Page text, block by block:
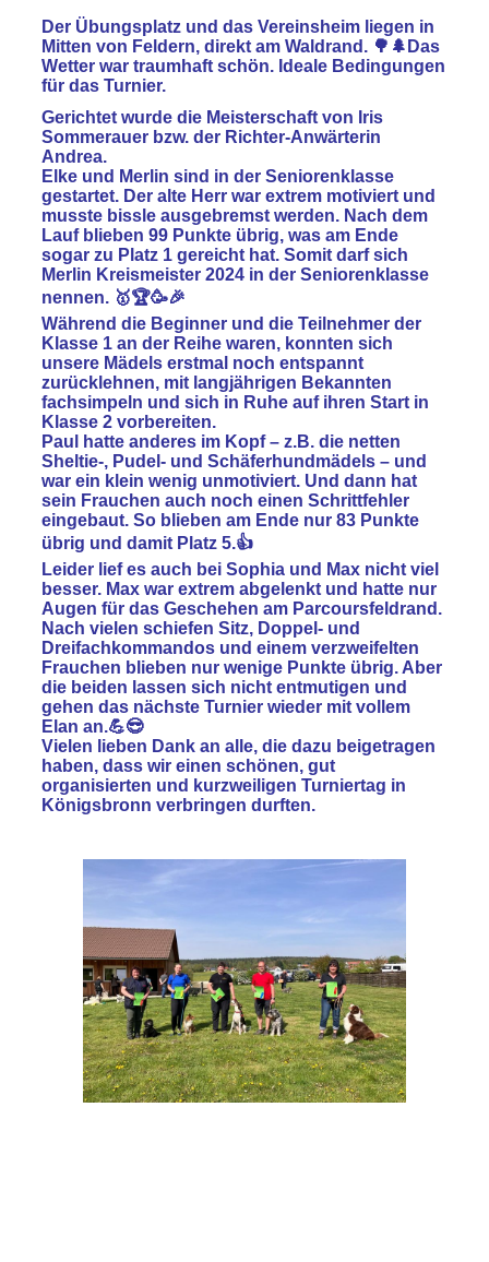
Der Übungsplatz und das Vereinsheim liegen in
Mitten von Feldern, direkt am Waldrand. 🌳🌲Das
Wetter war traumhaft schön. Ideale Bedingungen
für das Turnier.
Gerichtet wurde die Meisterschaft von Iris
Sommerauer bzw. der Richter-Anwärterin
Andrea.
Elke und Merlin sind in der Seniorenklasse
gestartet. Der alte Herr war extrem motiviert und
musste bissle ausgebremst werden. Nach dem
Lauf blieben 99 Punkte übrig, was am Ende
sogar zu Platz 1 gereicht hat. Somit darf sich
Merlin Kreismeister 2024in der Seniorenklasse
nennen. 🥇🏆🥳🎉
Während die Beginner und die Teilnehmer der
Klasse 1 an der Reihe waren, konnten sich
unsere Mädels erstmal noch entspannt
zurücklehnen, mit langjährigen Bekannten
fachsimpeln und sich in Ruhe auf ihren Start in
Klasse 2 vorbereiten.
Paul hatte anderes im Kopf – z.B. die netten
Sheltie-, Pudel- und Schäferhundmädels – und
war ein klein wenig unmotiviert. Und dann hat
sein Frauchen auch noch einen Schrittfehler
eingebaut. So blieben am Ende nur 83 Punkte
übrig und damit Platz 5.👍
Leider lief es auch bei Sophia und Max nicht viel
besser. Max war extrem abgelenkt und hatte nur
Augen für das Geschehen am Parcoursfeldrand.
Nach vielen schiefen Sitz, Doppel- und
Dreifachkommandos und einem verzweifelten
Frauchen blieben nur wenige Punkte übrig. Aber
die beiden lassen sich nicht entmutigen und
gehen das nächste Turnier wieder mit vollem
Elan an.💪😎
Vielen lieben Dank an alle, die dazu beigetragen
haben, dass wir einen schönen, gut
organisierten und kurzweiligen Turniertag in
Königsbronn verbringen durften.